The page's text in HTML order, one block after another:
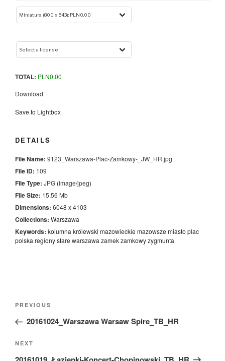
TOTAL: PLN0.00
Download
Save to Lightbox
DETAILS
File Name: 9123_Warszawa-Plac-Zamkowy-_JW_HR.jpg
File ID: 109
File Type: JPG (image/jpeg)
File Size: 15.56 Mb
Dimensions: 6048 x 4103
Collections: Warszawa
Keywords: kolumna królewski mazowieckie mazowsze miasto plac
polska regionystare warszawa zamekzamkowyzygmunta
Nawigacja
Previous
Post
PREVIOUS
20161024_Warszawa Warsaw Spire_TB_HR
Next
Post
NEXT